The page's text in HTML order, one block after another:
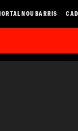
NOU BARRIS